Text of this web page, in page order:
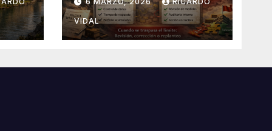
VIDAL